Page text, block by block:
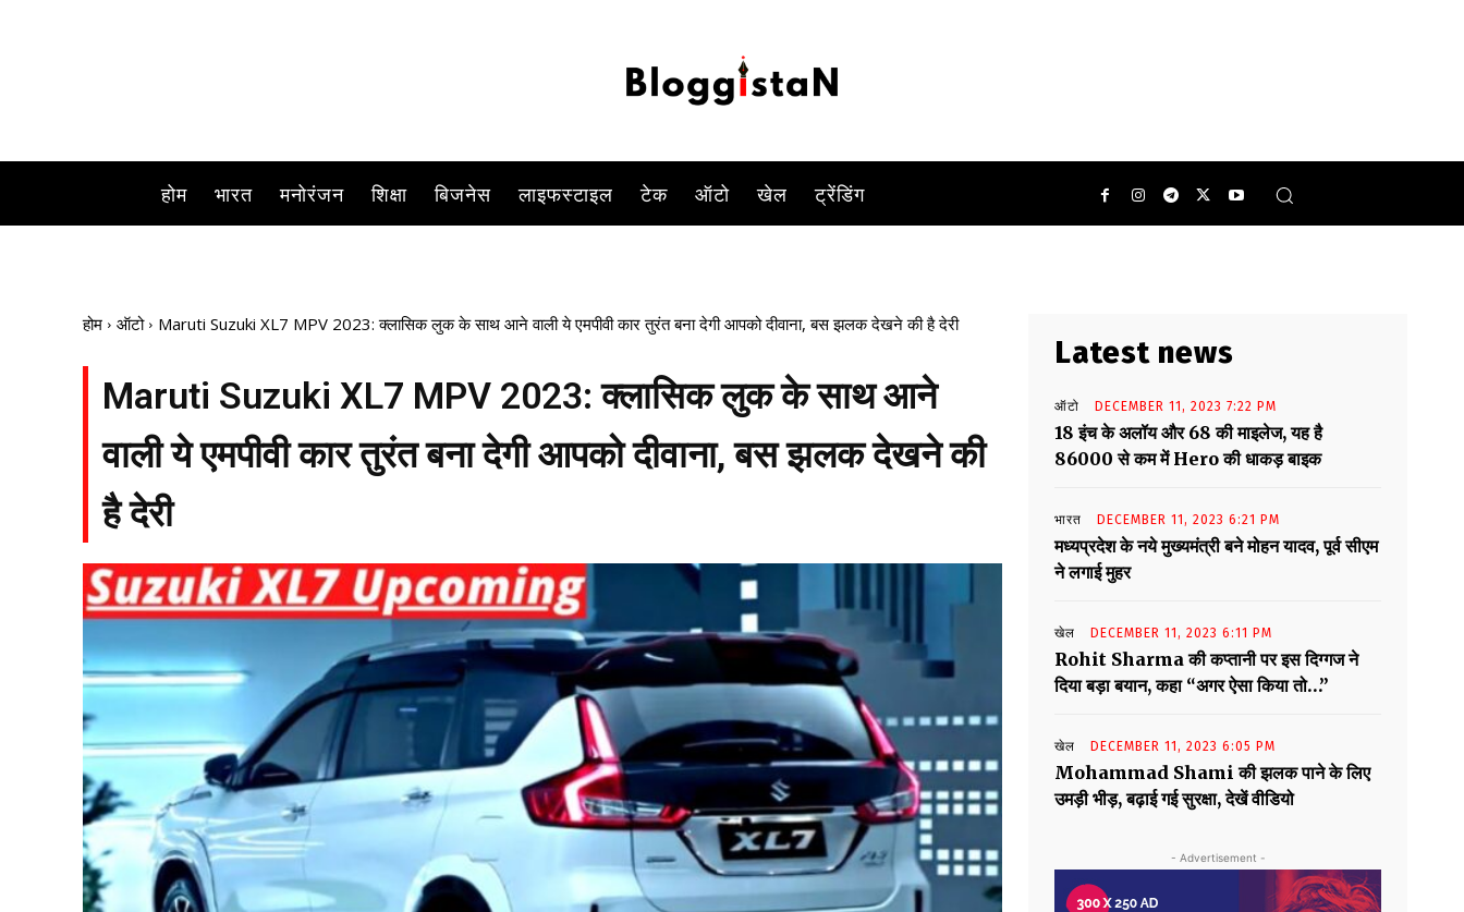
होम भारत मनोरंजन शिक्षा बिजनेस लाइफस्टाइल टेक ऑटो खेल ट्रेंडिंग
होम ऑटो Maruti Suzuki XL7 MPV 2023: क्लासिक लुक के साथ आने वाली ये एमपीवी कार तुरंत बना देगी आपको दीवाना, बस झलक देखने की है देरी
Maruti Suzuki XL7 MPV 2023: क्लासिक लुक के साथ आने
वाली ये एमपीवी कार तुरंत बना देगी आपको दीवाना, बस झलक देखने की
है देरी
Latest news
ऑटो DECEMBER 11, 2023 7:22 PM
18 इंच के अलॉय और 68 की माइलेज, यह है
86000 से कम में Hero की धाकड़ बाइक
भारत DECEMBER 11, 2023 6:21 PM
मध्यप्रदेश के नये मुख्यमंत्री बने मोहन यादव, पूर्व सीएम
ने लगाई मुहर
खेल DECEMBER 11, 2023 6:11 PM
Rohit Sharma की कप्तानी पर इस दिग्गज ने
दिया बड़ा बयान, कहा “अगर ऐसा किया तो…”
खेल DECEMBER 11, 2023 6:05 PM
Mohammad Shami की झलक पाने के लिए
उमड़ी भीड़, बढ़ाई गई सुरक्षा, देखें वीडियो
- Advertisement -